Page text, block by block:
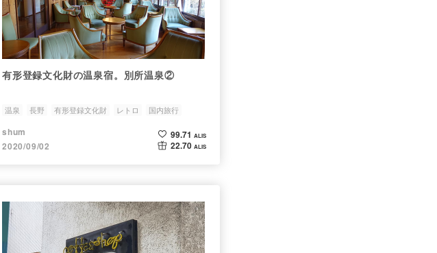
有形登録文化財の温泉宿。別所温泉②
温泉 長野 有形登録文化財 レトロ 国内旅行
shum
2020/09/02
99.71 ALIS
22.70 ALIS